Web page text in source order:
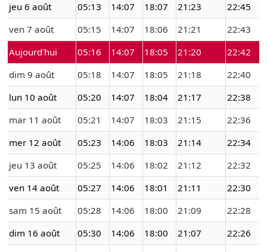
jeu 6 août
05:13 14:07 18:07 21:23
22:45
ven 7 août
05:15 14:07 18:06 21:21
22:43
Aujourd'hui
05:16 14:07 18:05 21:20
22:42
dim 9 août
05:18 14:07 18:05 21:18
22:40
lun 10 août
05:20 14:07 18:04 21:17
22:38
mar 11 août
05:21 14:07 18:03 21:15
22:36
mer 12 août
05:23 14:06 18:03 21:14
22:34
jeu 13 août
05:25 14:06 18:02 21:12
22:32
ven 14 août
05:27 14:06 18:01 21:11
22:30
sam 15 août
05:28 14:06 18:00 21:09
22:28
dim 16 août
05:30 14:06 18:00 21:07
22:26